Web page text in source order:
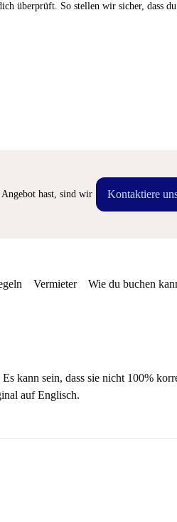
überprüft. So stellen wir sicher, dass du
Angebot hast, sind wir
Kontaktiere
Vermieter Wie du buchen
kann sein, dass sie nicht 100%
auf Englisch.